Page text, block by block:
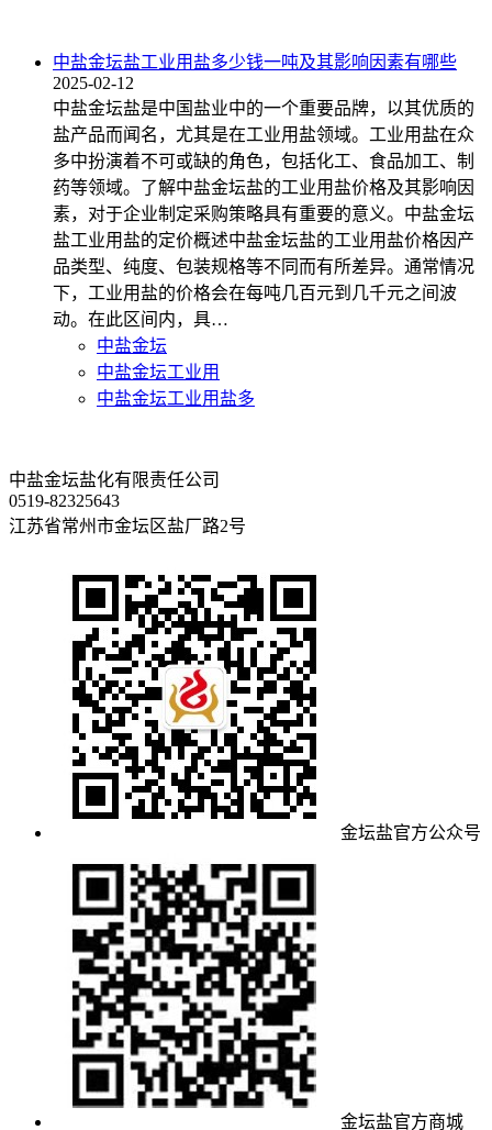
中盐金坛盐工业用盐多少钱一吨及其影响因素有哪些
2025-02-12
中盐金坛盐是中国盐业中的一个重要品牌，以其优质的
盐产品而闻名，尤其是在工业用盐领域。工业用盐在众
多中扮演着不可或缺的角色，包括化工、食品加工、制
药等领域。了解中盐金坛盐的工业用盐价格及其影响因
素，对于企业制定采购策略具有重要的意义。中盐金坛
盐工业用盐的定价概述中盐金坛盐的工业用盐价格因产
品类型、纯度、包装规格等不同而有所差异。通常情况
下，工业用盐的价格会在每吨几百元到几千元之间波
动。在此区间内，具…
中盐金坛
中盐金坛工业用
中盐金坛工业用盐多
中盐金坛盐化有限责任公司
0519-82325643
江苏省常州市金坛区盐厂路2号
金坛盐官方公众号
金坛盐官方商城